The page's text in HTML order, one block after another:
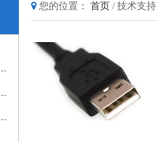
您的位置： 首页 / 技术支持